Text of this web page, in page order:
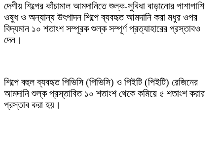
দেশীয় শিল্পের কাঁচামাল আমদানিতে শুল্ক-সুবিধা বাড়ানোর পাশাপাশি
ওষুধ ও অন্যান্য উৎপাদন শিল্পে ব্যবহৃত আমদানি করা মধুর ওপর
বিদ্যমান ১০ শতাংশ সম্পূরক শুল্ক সম্পূর্ণ প্রত্যাহারের প্রস্তাবও
দেন।
শিল্পে বহুল ব্যবহৃত পিভিসি (পিভিসি) ও পিইটি (পিইটি) রেজিনের
আমদানি শুল্ক প্রস্তাবিত ১০ শতাংশ থেকে কমিয়ে ৫ শতাংশ করার
প্রস্তাব করা হয়।